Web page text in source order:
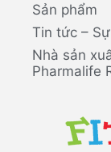
Sản phẩm
Tin tức –
Nhà sản
Pharmalife